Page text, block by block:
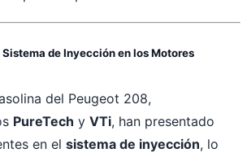
Sistema de Inyección en los Motores
del Peugeot 208,
PureTech y VTi, han presentado
en el sistema de inyección, lo